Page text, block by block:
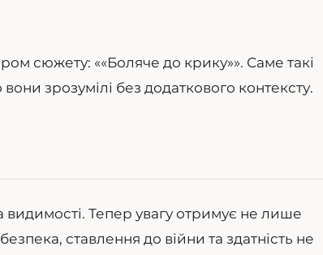
сюжету: ««Боляче до крику»». Саме такі
зрозумілі без додаткового контексту.
видимості. Тепер увагу отримує не лише
ставлення до війни та здатність не